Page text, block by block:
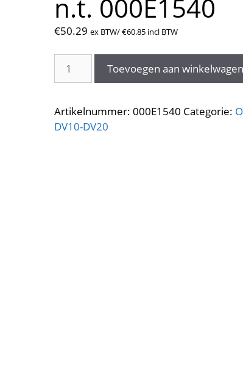
n.t. 000E1540
€50.29 ex BTW/€60.85 incl BTW
klepdeksel.
n.t.
000E1540
Toevoegen aan winkelwagen
Artikelnummer:000E1540 Categorie:
DV10-DV20